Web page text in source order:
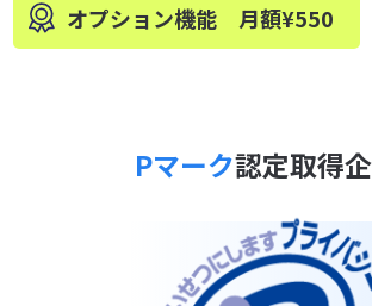
オプション機能 月額¥550
Pマーク認定取得